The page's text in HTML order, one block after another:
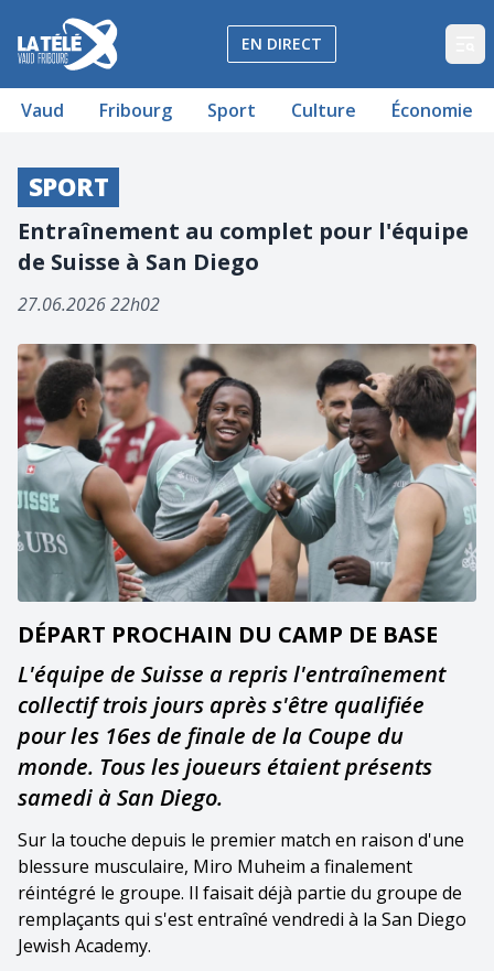
La Télé - Télévision régionale Vaud et Fribourg
EN DIRECT
Vaud Fribourg Sport Culture Économie
SPORT
Entraînement au complet pour l'équipe
de Suisse à San Diego
27.06.2026 22h02
DÉPART PROCHAIN DU CAMP DE BASE
L'équipe de Suisse a repris l'entraînement
collectif trois jours après s'être qualifiée
pour les 16es de finale de la Coupe du
monde. Tous les joueurs étaient présents
samedi à San Diego.
Sur la touche depuis le premier match en raison d'une
blessure musculaire, Miro Muheim a finalement
réintégré le groupe. Il faisait déjà partie du groupe de
remplaçants qui s'est entraîné vendredi à la San Diego
Jewish Academy.